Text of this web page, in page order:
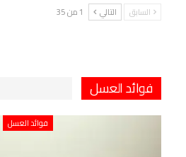
السابق التالي 1 من 35
فوائد العسل
فوائد العسل